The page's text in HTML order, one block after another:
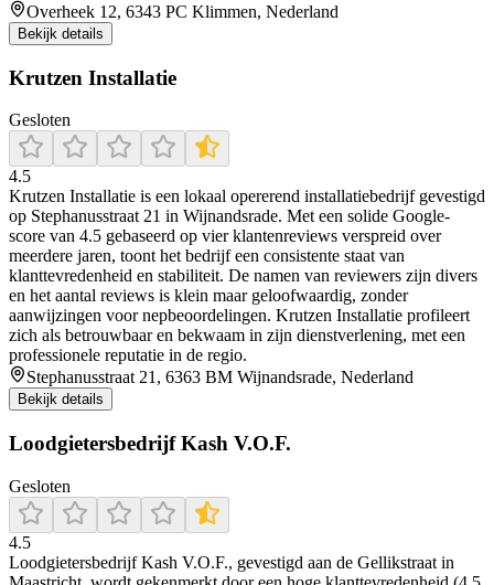
Overheek 12, 6343 PC Klimmen, Nederland
Bekijk details
Krutzen Installatie
Gesloten
4.5
Krutzen Installatie is een lokaal opererend installatiebedrijf gevestigd
op Stephanusstraat 21 in Wijnandsrade. Met een solide Google-
score van 4.5 gebaseerd op vier klantenreviews verspreid over
meerdere jaren, toont het bedrijf een consistente staat van
klanttevredenheid en stabiliteit. De namen van reviewers zijn divers
en het aantal reviews is klein maar geloofwaardig, zonder
aanwijzingen voor nepbeoordelingen. Krutzen Installatie profileert
zich als betrouwbaar en bekwaam in zijn dienstverlening, met een
professionele reputatie in de regio.
Stephanusstraat 21, 6363 BM Wijnandsrade, Nederland
Bekijk details
Loodgietersbedrijf Kash V.O.F.
Gesloten
4.5
Loodgietersbedrijf Kash V.O.F., gevestigd aan de Gellikstraat in